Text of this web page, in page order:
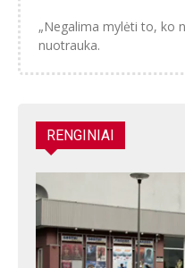
„Negalima mylėti to, ko
nuotrauka.
RENGINIAI